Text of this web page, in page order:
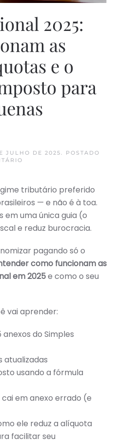
2025:
as
e o
para
JULHO DE 2025
. POSTADO
COMO
FUNCIONAM
AS
TABELAS,
ALÍQUOTAS
E
O
DO
IMPOSTO
PARA
E
tributário preferido
— e não é à toa.
em uma única guia (o
e reduz burocracia.
pagando só o
como funcionam as
em 2025e como o seu
vai aprender:
do Simples
atualizadas
usando a fórmula
em anexo errado (e
ele reduz a alíquota
facilitar seu